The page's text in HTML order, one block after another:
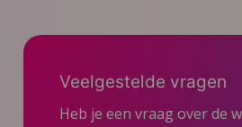
Veelgestelde vragen
Heb je een vraag over de